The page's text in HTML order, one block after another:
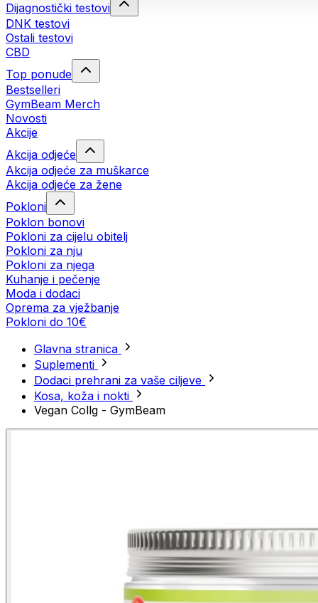
Dijagnostički testovi
DNK testovi
Ostali testovi
CBD
Top ponude
Bestselleri
GymBeam Merch
Novosti
Akcije
Akcija odjeće
Akcija odjeće za muškarce
Akcija odjeće za žene
Pokloni
Poklon bonovi
Pokloni za cijelu obitelj
Pokloni za nju
Pokloni za njega
Kuhanje i pečenje
Moda i dodaci
Oprema za vježbanje
Pokloni do 10€
Glavna stranica
Suplementi
Dodaci prehrani za vaše ciljeve
Kosa, koža i nokti
Vegan Collg - GymBeam